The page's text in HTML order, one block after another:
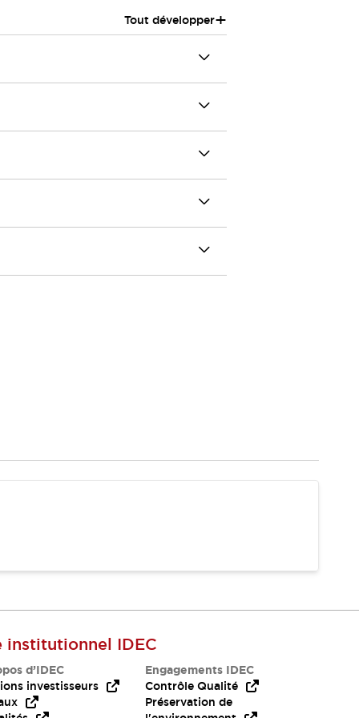
Tout développer+
institutionnel IDEC
d’IDEC
investisseurs
Engagements IDEC
Contrôle Qualité
Préservation de